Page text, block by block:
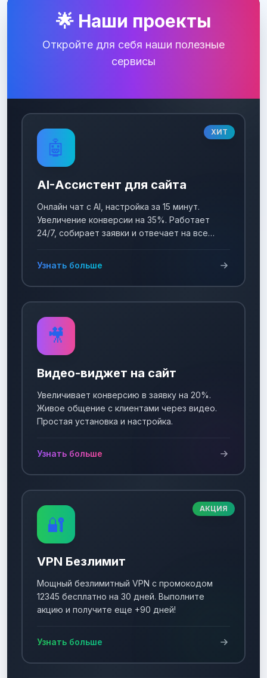
🌟 Наши проекты
Откройте для себя наши полезные
сервисы
ХИТ
🤖
AI-Ассистент для сайта
Онлайн чат с AI, настройка за 15 минут.
Увеличение конверсии на 35%. Работает
24/7, собирает заявки и отвечает на все
Узнать больше
🎥
Видео-виджет на сайт
Увеличивает конверсию в заявку на 20%.
Живое общение с клиентами через видео.
Простая установка и настройка.
Узнать больше
АКЦИЯ
🔐
VPN Безлимит
Мощный безлимитный VPN с промокодом
12345 бесплатно на 30 дней. Выполните
акцию и получите еще +90 дней!
Узнать больше